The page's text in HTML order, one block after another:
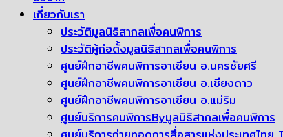
เกี่ยวกับเรา
ประวัติมูลนิธิสากลเพื่อคนพิการ
ประวัติผู้ก่อตั้งมูลนิธิสากลเพื่อคนพิการ
ศูนย์ฝึกอาชีพคนพิการอาเซียน อ.นครชัยศรี
ศูนย์ฝึกอาชีพคนพิการอาเซียน อ.เชียงดาว
ศูนย์ฝึกอาชีพคนพิการอาเซียน อ.แม่ริม
ศูนย์บริการคนพิการByมูลนิธิสากลเพื่อคนพิการ